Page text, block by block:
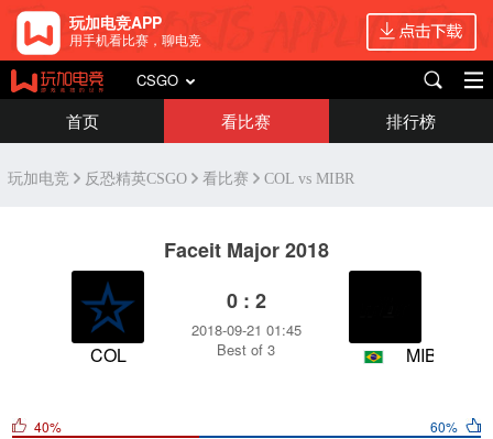
玩加电竞APP
用手机看比赛，聊电竞
CSGO
首页 看比赛 排行榜
玩加电竞 反恐精英CSGO 看比赛 COL vs MIBR
Faceit Major 2018
COL
0 : 2
2018-09-21 01:45
Best of 3
MIBR
60%
40%